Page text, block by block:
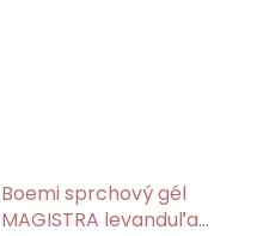
Boemi sprchový gél
MAGISTRA levanduľa